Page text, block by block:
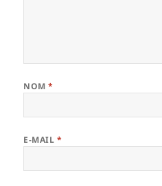
NOM*
E-MAIL *